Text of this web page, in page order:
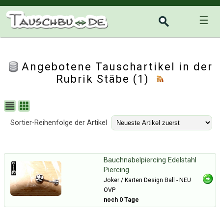
☰
Angebotene Tauschartikel in der
Rubrik Stäbe (1)
Sortier-Reihenfolge der Artikel
Bauchnabelpiercing Edelstahl
Piercing
Joker / Karten Design Ball - NEU
OVP
noch 0 Tage